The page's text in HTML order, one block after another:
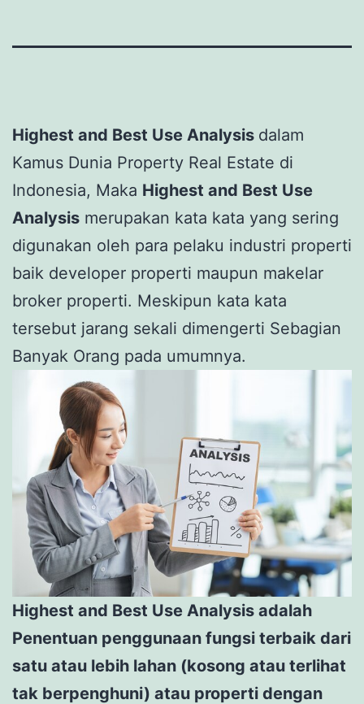
Highest and Best Use Analysis dalam
Kamus Dunia Property Real Estate di
Indonesia, Maka Highest and Best Use
Analysis merupakan kata kata yang sering
digunakan oleh para pelaku industri properti
baik developer properti maupun makelar
broker properti. Meskipun kata kata
tersebut jarang sekali dimengerti Sebagian
Banyak Orang pada umumnya.
Highest and Best Use Analysis adalah
Penentuan penggunaan fungsi terbaik dari
satu atau lebih lahan (kosong atau terlihat
tak berpenghuni) atau properti dengan